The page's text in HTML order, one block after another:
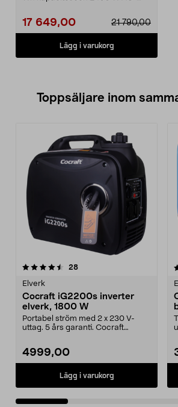
21 790,00
17 649,00
Lägg i varukorg
Toppsäljare inom
28recensioner
Elverk
Cocraft iG2200s inverter
elverk, 1800 W
Portabel ström med 2 x 230 V-
uttag. 5 års garanti. Cocraft
4999,00
Lägg i varukorg
4.0 av 5 stjärnor